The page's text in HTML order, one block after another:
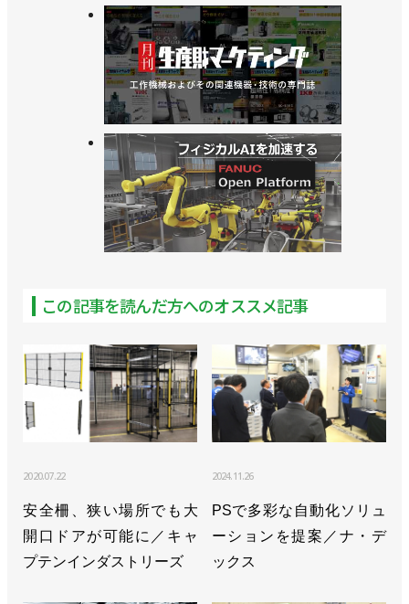
>>マザー工場に新工場棟を竣工／ダイフク
>>売上高、利益の中間期過去最高を更新、利益予想
は上方修正／ダイフク
>>売上高、利益ともに中間期では過去最高を更新／
>>受注額は前年同期比41.2%増、第１四半期は好調
な滑り出し／ダイフク
ク
>>最新の高速・高層自動倉庫クレーンの走行実験を
開始／ダイフク
を選んでよかった／ダイフク 石原歩実さん
>>マテハン企業で９年連続の売上高世界一に／ダイ
フク
この記事を読んだ方へのオススメ記事
2020.07.22
安全柵、狭い場所でも大
開口ドアが可能に／キャ
プテンインダストリーズ
2024.11.26
PSで多彩な自動化ソリュ
ーションを提案／ナ・デ
ックス